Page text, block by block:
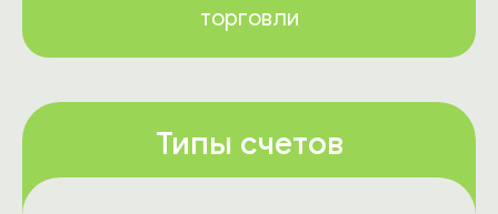
торговли
Типы счетов